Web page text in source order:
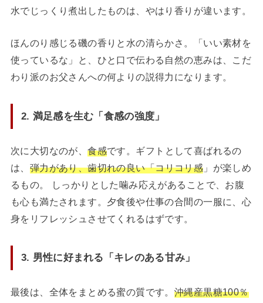
水でじっくり煮出したものは、やはり香りが違います。
ほんのり感じる磯の香りと水の清らかさ。「いい素材を
使っているな」と、ひと口で伝わる自然の恵みは、こだ
わり派のお父さんへの何よりの説得力になります。
2. 満足感を生む「食感の強度」
次に大切なのが、食感です。ギフトとして喜ばれるの
は、 弾力があり、歯切れの良い「コリコリ感 」が楽しめ
るもの。 しっかりとした噛み応えがあることで、お腹
も心も満たされます。夕食後や仕事の合間の一服に、心
身をリフレッシュさせてくれるはずです。
3. 男性に好まれる「キレのある甘み」
最後は、全体をまとめる蜜の質です。 沖縄産黒糖100％